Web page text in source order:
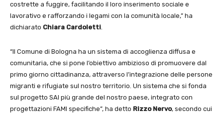
costrette a fuggire, facilitando il loro inserimento sociale e
lavorativo e rafforzando i legami con la comunità locale,” ha
dichiarato Chiara Cardoletti.
“Il Comune di Bologna ha un sistema di accoglienza diffusa e
comunitaria, che si pone l’obiettivo ambizioso di promuovere dal
primo giorno cittadinanza, attraverso l’integrazione delle persone
migranti e rifugiate sul nostro territorio. Un sistema che si fonda
sul progetto SAI più grande del nostro paese, integrato con
progettazioni FAMI specifiche”, ha detto Rizzo Nervo, secondo cui